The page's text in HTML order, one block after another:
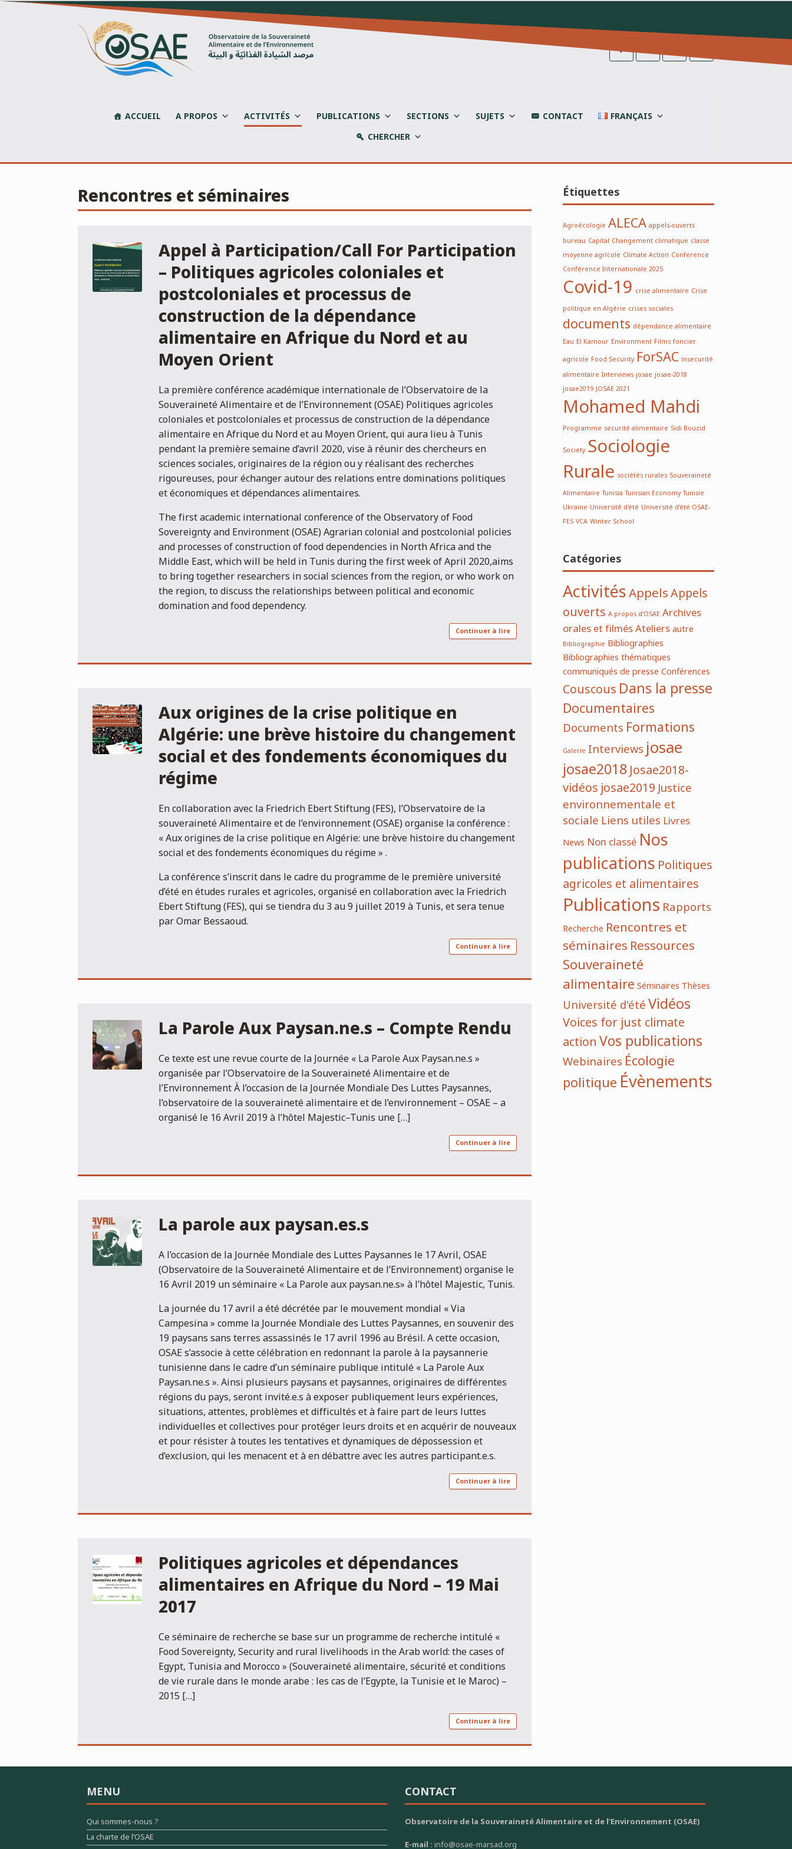
Skip
ACCUEIL A PROPOS ACTIVITÉS PUBLICATIONS SECTIONS SUJETS CONTACT
FRANÇAIS
CHERCHER
Rencontres et séminaires
Appel à Participation/Call For Participation
– Politiques agricoles coloniales et
postcoloniales et processus de
construction de la dépendance
alimentaire en Afrique du Nord et au
Moyen Orient
La première conférence académique internationale de l’Observatoire de la
Souveraineté Alimentaire et de l’Environnement (OSAE) Politiques agricoles
coloniales et postcoloniales et processus de construction de la dépendance
alimentaire en Afrique du Nord et au Moyen Orient, qui aura lieu à Tunis
pendant la première semaine d’avril 2020, vise à réunir des chercheurs en
sciences sociales, originaires de la région ou y réalisant des recherches
rigoureuses, pour échanger autour des relations entre dominations politiques
et économiques et dépendances alimentaires.
The first academic international conference of the Observatory of Food
Sovereignty and Environment (OSAE) Agrarian colonial and postcolonial policies
and processes of construction of food dependencies in North Africa and the
Middle East, which will be held in Tunis during the first week of April 2020,aims
to bring together researchers in social sciences from the region, or who work on
the region, to discuss the relationships between political and economic
domination and food dependency.
Continuer à lire
Aux origines de la crise politique en
Algérie: une brève histoire du changement
social et des fondements économiques du
régime
En collaboration avec la Friedrich Ebert Stiftung (FES), l’Observatoire de la
souveraineté Alimentaire et de l’environnement (OSAE) organise la conférence :
« Aux origines de la crise politique en Algérie: une brève histoire du changement
social et des fondements économiques du régime » .
La conférence s’inscrit dans le cadre du programme de le première université
d’été en études rurales et agricoles, organisé en collaboration avec la Friedrich
Ebert Stiftung (FES), qui se tiendra du 3 au 9 juillet 2019 à Tunis, et sera tenue
par Omar Bessaoud.
Continuer à lire
La Parole Aux Paysan.ne.s – Compte Rendu
Ce texte est une revue courte de la Journée « La Parole Aux Paysan.ne.s »
organisée par l’Observatoire de la Souveraineté Alimentaire et de
l’Environnement À l’occasion de la Journée Mondiale Des Luttes Paysannes,
l’observatoire de la souveraineté alimentaire et de l’environnement – OSAE – a
organisé le 16 Avril 2019 à l’hôtel Majestic–Tunis une […]
Continuer à lire
La parole aux paysan.es.s
A l’occasion de la Journée Mondiale des Luttes Paysannes le 17 Avril, OSAE
(Observatoire de la Souveraineté Alimentaire et de l’Environnement) organise le
16 Avril 2019 un séminaire « La Parole aux paysan.ne.s» à l’hôtel Majestic, Tunis.
La journée du 17 avril a été décrétée par le mouvement mondial « Via
Campesina » comme la Journée Mondiale des Luttes Paysannes, en souvenir des
19 paysans sans terres assassinés le 17 avril 1996 au Brésil. A cette occasion,
OSAE s’associe à cette célébration en redonnant la parole à la paysannerie
tunisienne dans le cadre d’un séminaire publique intitulé « La Parole Aux
Paysan.ne.s ». Ainsi plusieurs paysans et paysannes, originaires de différentes
régions du pays, seront invité.e.s à exposer publiquement leurs expériences,
situations, attentes, problèmes et difficultés et à faire part de leurs luttes
individuelles et collectives pour protéger leurs droits et en acquérir de nouveaux
et pour résister à toutes les tentatives et dynamiques de dépossession et
d’exclusion, qui les menacent et à en débattre avec les autres participant.e.s.
Continuer à lire
Politiques agricoles et dépendances
alimentaires en Afrique du Nord – 19 Mai
2017
Ce séminaire de recherche se base sur un programme de recherche intitulé «
Food Sovereignty, Security and rural livelihoods in the Arab world: the cases of
Egypt, Tunisia and Morocco » (Souveraineté alimentaire, sécurité et conditions
de vie rurale dans le monde arabe : les cas de l’Egypte, la Tunisie et le Maroc) –
2015 […]
Continuer à lire
Étiquettes
Agroécologie ALECAappels-ouverts
bureau Capital Changement climatique classe
moyenne agricole Climate Action Conference
Conférence Internationale 2025
Covid-19 crise alimentaire Crise
politique en Algérie crises sociales
documents dépendance alimentaire
Eau El Kamour Environment Filmsfoncier
agricole Food Security ForSAC insecurité
alimentaire Interviewsjosae josae-2018
josae2019JOSAE 2021
Mohamed Mahdi
Programme securité alimentaire Sidi Bouzid
Society Sociologie
Rurale sociétés rurales Souveraineté
Alimentaire Tunisia Tunisian EconomyTunisie
Ukraine Université d'été Université d’été OSAE-
FESVCAWinter School
Catégories
ActivitésAppelsAppels
ouverts A propos d'OSAEArchives
orales et filmésAteliersautre
Bibliographie Bibliographies
Bibliographies thématiques
communiqués de presseConférences
CouscousDans la presse
Documentaires
DocumentsFormations
Galerie Interviewsjosae
josae2018Josae2018-
vidéosjosae2019Justice
environnementale et
socialeLiens utiles Livres
News Non classé Nos
publicationsPolitiques
agricoles et alimentaires
PublicationsRapports
Recherche Rencontres et
séminairesRessources
Souveraineté
alimentaireSéminairesThèses
Université d'étéVidéos
Voices for just climate
actionVos publications
WebinairesÉcologie
politiqueÉvènements
MENU
Qui sommes-nous ?
La charte de l’OSAE
CONTACT
Observatoire de la Souveraineté Alimentaire et de l’Environnement (OSAE)
E-mail :info@osae-marsad.org